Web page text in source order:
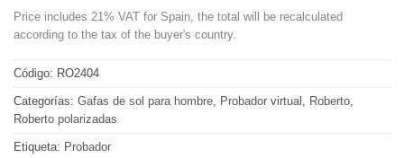
Price includes 21% VAT for Spain, the total will be recalculated
according to the tax of the buyer's country.
Código: RO2404
Categorías: Gafas de sol para hombre Probador virtual Roberto
Roberto polarizadas
Etiqueta: Probador